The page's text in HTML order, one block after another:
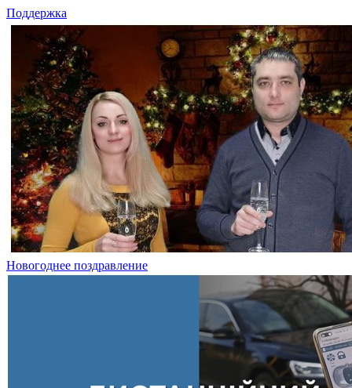
Поддержка
Новогоднее поздравление